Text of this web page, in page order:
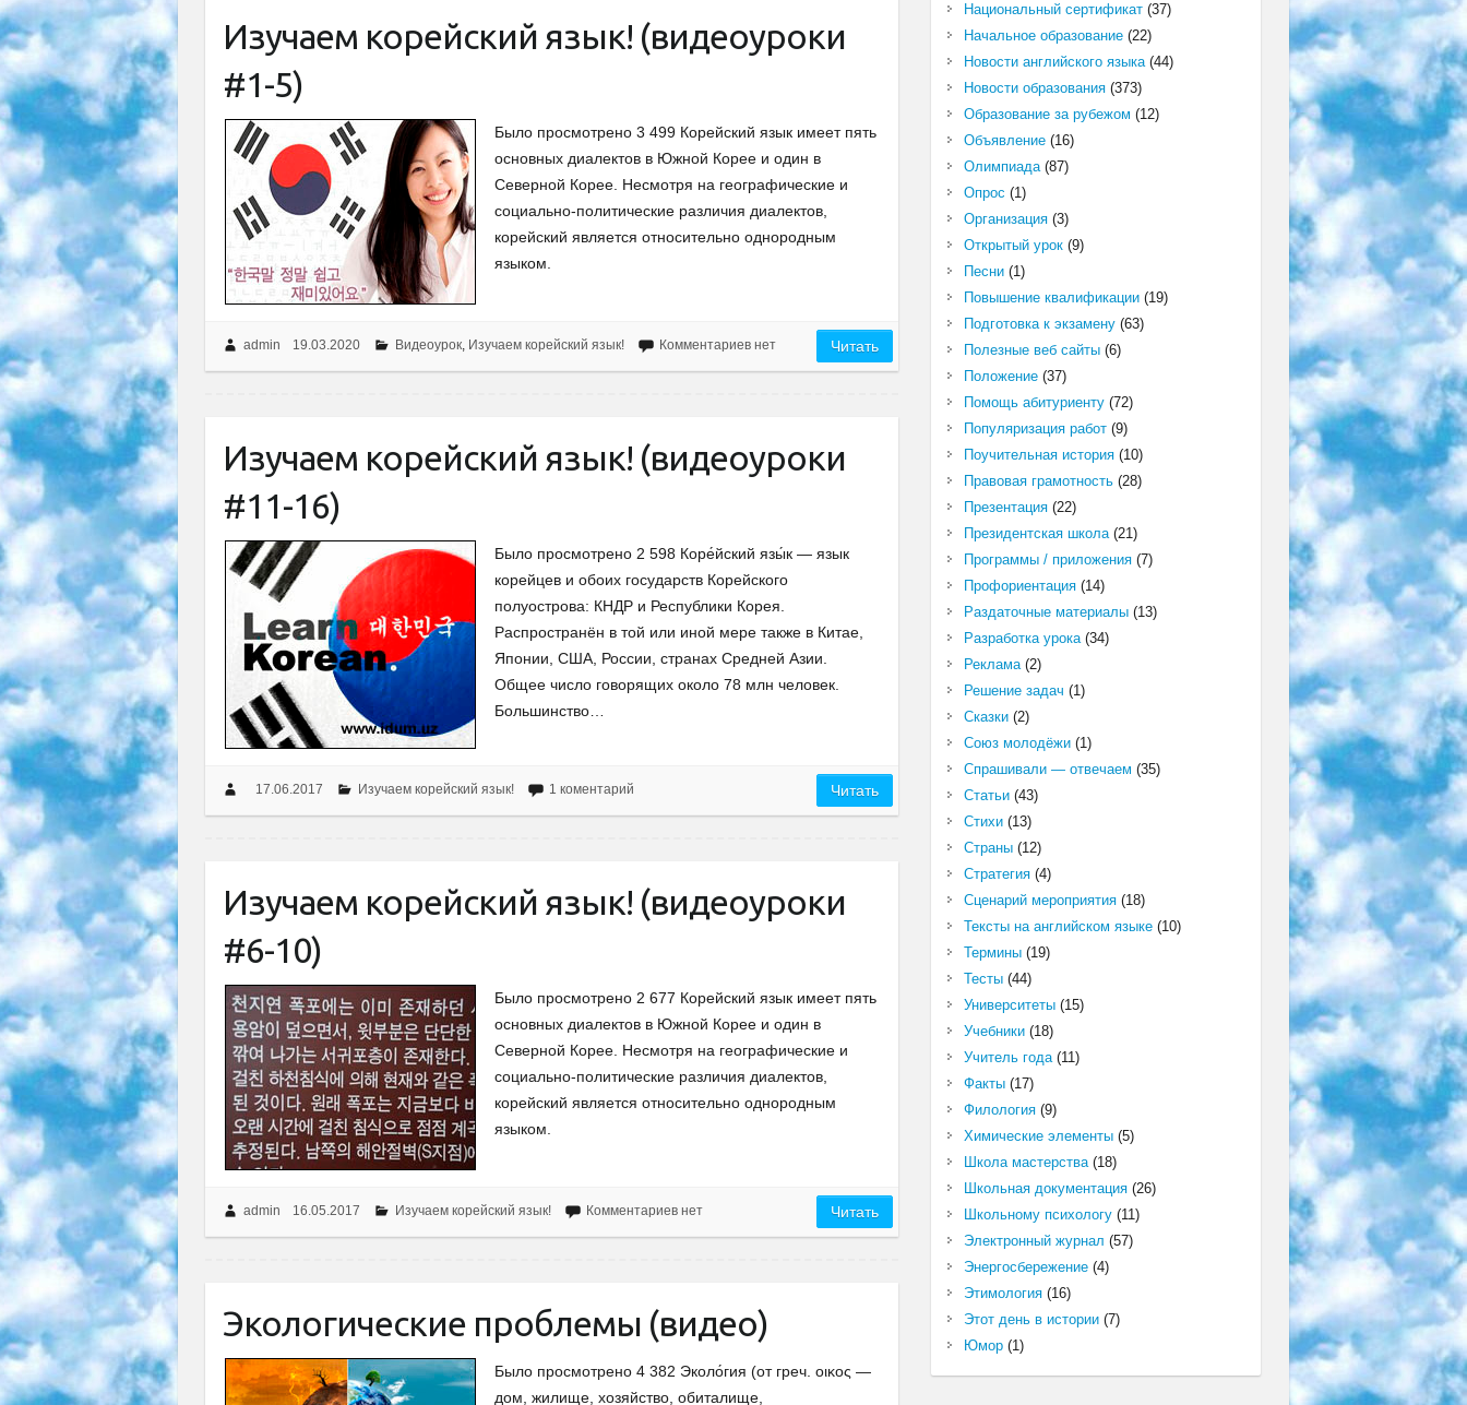
Изучаем корейский язык! (видеоуроки
#1-5)
Было просмотрено 3 499 Корейский язык имеет пять
основных диалектов в Южной Корее и один в
Северной Корее. Несмотря на географические и
социально-политические различия диалектов,
корейский является относительно однородным
языком.
admin 19.03.2020 Видеоурок, Изучаем корейский язык! Комментариев нет Читать
Изучаем корейский язык! (видеоуроки
#11-16)
Было просмотрено 2 598 Коре́йский язы́к — язык
корейцев и обоих государств Корейского
полуострова: КНДР и Республики Корея.
Распространён в той или иной мере также в Китае,
Японии, США, России, странах Средней Азии.
Общее число говорящих около 78 млн человек.
Большинство…
17.06.2017 Изучаем корейский язык! 1 коментарий Читать
Изучаем корейский язык! (видеоуроки
#6-10)
Было просмотрено 2 677 Корейский язык имеет пять
основных диалектов в Южной Корее и один в
Северной Корее. Несмотря на географические и
социально-политические различия диалектов,
корейский является относительно однородным
языком.
admin 16.05.2017 Изучаем корейский язык! Комментариев нет Читать
Экологические проблемы (видео)
Было просмотрено 4 382 Эколо́гия (от греч. οικος —
дом, жилище, хозяйство, обиталище,
Национальный сертификат(37)
Начальное образование(22)
Новости английского языка(44)
Новости образования(373)
Образование за рубежом (12)
Объявление(16)
Олимпиада(87)
Опрос (1)
Организация(3)
Открытый урок(9)
Песни(1)
Повышение квалификации(19)
Подготовка к экзамену(63)
Полезные веб сайты(6)
Положение(37)
Помощь абитуриенту(72)
Популяризация работ(9)
Поучительная история(10)
Правовая грамотность(28)
Презентация(22)
Президентская школа(21)
Программы / приложения(7)
Профориентация(14)
Раздаточные материалы(13)
Разработка урока(34)
Реклама(2)
Решение задач (1)
Сказки(2)
Союз молодёжи(1)
Спрашивали — отвечаем (35)
Статьи(43)
Стихи(13)
Страны(12)
Стратегия(4)
Сценарий мероприятия(18)
Тексты на английском языке(10)
Термины(19)
Тесты(44)
Университеты(15)
Учебники(18)
Учитель года(11)
Факты(17)
Филология(9)
Химические элементы(5)
Школа мастерства(18)
Школьная документация(26)
Школьному психологу(11)
Электронный журнал (57)
Энергосбережение(4)
Этимология(16)
Этот день в истории(7)
Юмор(1)